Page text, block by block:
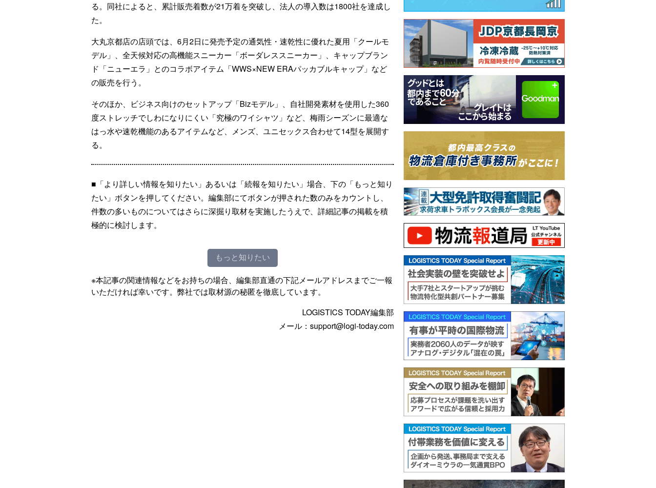
る。同社によると、累計販売着数が21万着を突破し、法人の導入数は1800社を達成し
た。
大丸京都店の店頭では、6月2日に発売予定の通気性・速乾性に優れた夏用「クールモ
デル」、全天候対応の高機能スニーカー「ボーダレススニーカー」、キャップブラン
ド「ニューエラ」とのコラボアイテム「WWS×NEW ERAパッカブルキャップ」など
の販売を行う。
そのほか、ビジネス向けのセットアップ「Bizモデル」、自社開発素材を使用した360
度ストレッチでしわになりにくい「究極のワイシャツ」など、梅雨シーズンに最適な
はっ水や速乾機能のあるアイテムなど、メンズ、ユニセックス合わせて14型を展開す
る。
■「より詳しい情報を知りたい」あるいは「続報を知りたい」場合、下の「もっと知り
たい」ボタンを押してください。編集部にてボタンが押された数のみをカウントし、
件数の多いものについてはさらに深掘り取材を実施したうえで、詳細記事の掲載を積
極的に検討します。
もっと知りたい
※本記事の関連情報などをお持ちの場合、編集部直通の下記メールアドレスまでご一報
いただければ幸いです。弊社では取材源の秘匿を徹底しています。
LOGISTICS TODAY編集部
メール：support@logi-today.com